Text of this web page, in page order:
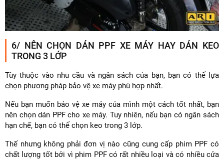
6/ NÊN CHỌN DÁN PPF XE MÁY HAY DÁN KEO
TRONG 3 LỚP
Tùy thuộc vào nhu cầu và ngân sách của bạn, bạn có thể lựa
chọn phương pháp bảo vệ xe máy phù hợp nhất.
Nếu bạn muốn bảo vệ xe máy của mình một cách tốt nhất, bạn
nên chọn dán PPF cho xe máy. Tuy nhiên, nếu bạn có ngân sách
hạn chế, bạn có thể chọn keo trong 3 lớp.
Thế nhưng không phải đơn vị nào cũng cung cấp phim PPF có
chất lượng tốt bởi vì phim PPF có rất nhiều loại và có nhiều cửa